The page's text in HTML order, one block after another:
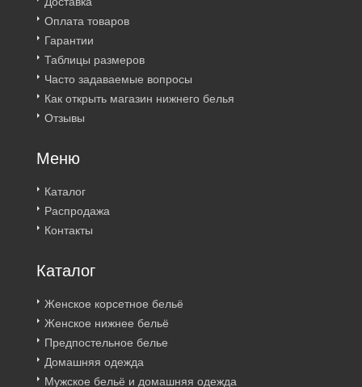
Оплата товаров
Гарантии
Таблицы размеров
Часто задаваемые вопросы
Как открыть магазин нижнего белья
Отзывы
Меню
Каталог
Распродажа
Контакты
Каталог
Женское корсетное бельё
Женское нижнее бельё
Предпостельное белье
Домашняя одежда
Мужское бельё и домашняя одежда